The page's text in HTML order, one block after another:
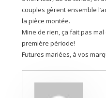
couples gèrent ensemble
la pièce montée.
Mine de rien, ça fait pas
première période!
Futures mariées, à vos